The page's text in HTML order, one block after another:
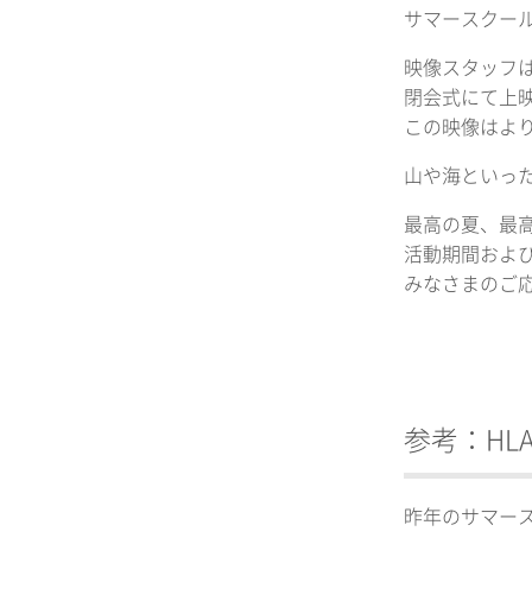
サマースクー
映像スタッフ
閉会式にて上
この映像はよ
山や海といっ
最高の夏、最
活動期間およ
みなさまのご
参考：
昨年のサマー